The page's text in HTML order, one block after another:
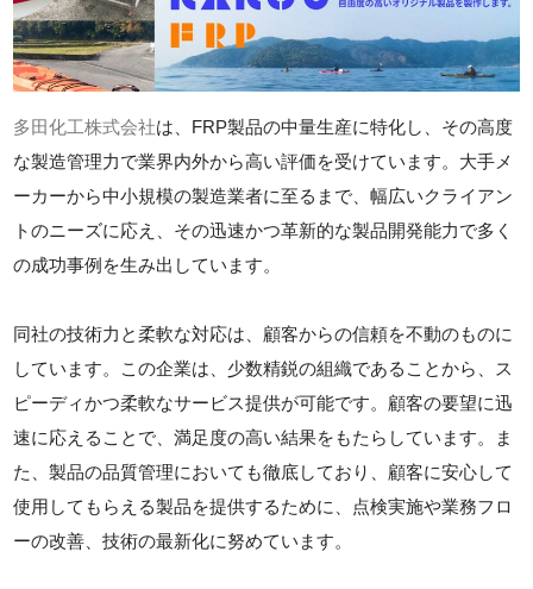
多田化工株式会社は、FRP製品の中量生産に特化し、その高度
な製造管理力で業界内外から高い評価を受けています。大手メ
ーカーから中小規模の製造業者に至るまで、幅広いクライアン
トのニーズに応え、その迅速かつ革新的な製品開発能力で多く
の成功事例を生み出しています。
同社の技術力と柔軟な対応は、顧客からの信頼を不動のものに
しています。この企業は、少数精鋭の組織であることから、ス
ピーディかつ柔軟なサービス提供が可能です。顧客の要望に迅
速に応えることで、満足度の高い結果をもたらしています。ま
た、製品の品質管理においても徹底しており、顧客に安心して
使用してもらえる製品を提供するために、点検実施や業務フロ
ーの改善、技術の最新化に努めています。